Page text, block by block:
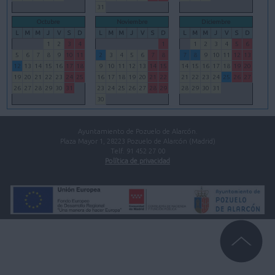
31
M M V S
D
1
2 3
4
5
6 7 8 9 10
11
12
13 14 15 16 17
18
19
20 21 22 23 24
25
26
27 28 29 30 31
M M V S
D
1
2
3 4 5 6 7
8
9
10 11 12 13 14
15
16
17 18 19 20 21
22
23
24 25 26 27 28
29
30
M M V S
D
1
2 3 4 5
6
7
8 9 10 11 12
13
14
15 16 17 18 19
20
21
22 23 24 25 26
27
28
29 30 31
Ayuntamiento de Pozuelo de Alarcón.
Plaza Mayor 1, 28223 Pozuelo de Alarcón (Madrid)
Telf. 91 452 27 00
Política de privacidad